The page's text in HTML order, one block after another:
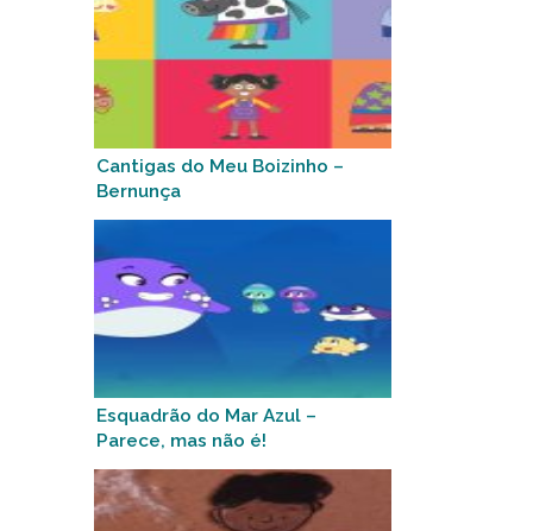
Cantigas do Meu Boizinho –
Bernunça
Esquadrão do Mar Azul –
Parece, mas não é!